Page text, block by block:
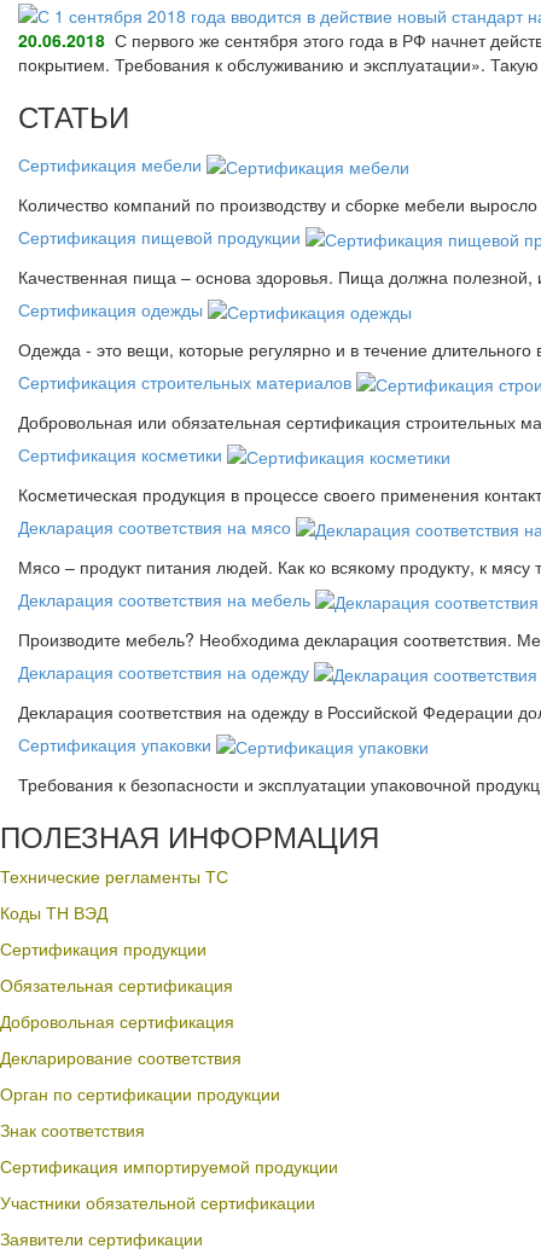
20.06.2018 С первого же сентября этого года в РФ начнет
покрытием. Требования к обслуживанию и эксплуатации».
СТАТЬИ
Сертификация мебели
Количество компаний по производству и сборке мебели
Сертификация пищевой продукции
Качественная пища – основа здоровья. Пища должна
Сертификация одежды
Одежда - это вещи, которые регулярно и в течение
Сертификация строительных материалов
Добровольная или обязательная сертификация строительных
Сертификация косметики
Косметическая продукция в процессе своего применения
Декларация соответствия на мясо
Мясо – продукт питания людей. Как ко всякому продукту, к мясу
Декларация соответствия на мебель
Производите мебель? Необходима декларация соответствия.
Декларация соответствия на одежду
Декларация соответствия на одежду в Российской Федерации
Сертификация упаковки
Требования к безопасности и эксплуатации упаковочной
ПОЛЕЗНАЯ ИНФОРМАЦИЯ
Технические регламенты ТС
Коды ТН ВЭД
Сертификация продукции
Обязательная сертификация
Добровольная сертификация
Декларирование соответствия
Орган по сертификации продукции
Знак соответствия
Сертификация импортируемой продукции
Участники обязательной сертификации
Заявители сертификации